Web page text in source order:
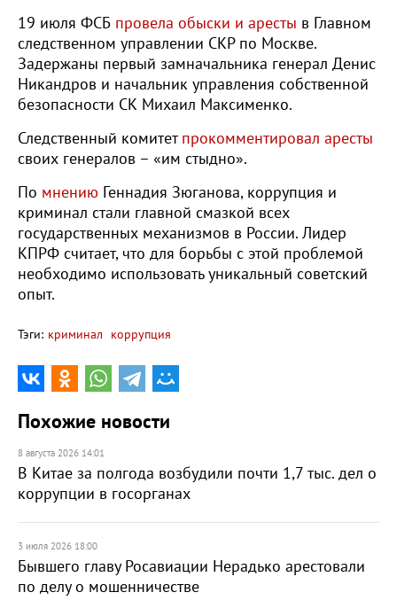
19 июля ФСБ провела обыски и аресты в Главном
следственном управлении СКР по Москве.
Задержаны первый замначальника генерал Денис
Никандров и начальник управления собственной
безопасности СК Михаил Максименко.
Следственный комитетпрокомментировал аресты
своих генералов – «им стыдно».
По мнению Геннадия Зюганова, коррупция и
криминал стали главной смазкой всех
государственных механизмов в России. Лидер
КПРФ считает, что для борьбы с этой проблемой
необходимо использовать уникальный советский
опыт.
Тэги: криминал коррупция
Похожие новости
8 августа 2026 14:01
В Китае за полгода возбудили почти 1,7 тыс. дел о
коррупции в госорганах
3 июля 2026 18:00
Бывшего главу Росавиации Нерадько арестовали
по делу о мошенничестве